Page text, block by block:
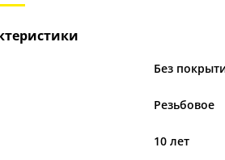
Без
Резьбовое
10 лет